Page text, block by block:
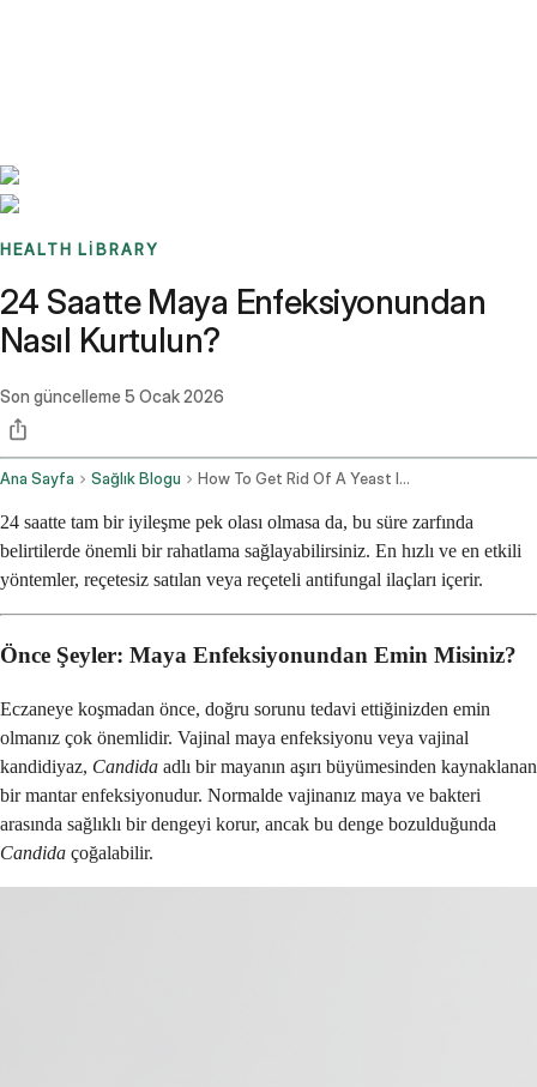
HEALTH LIBRARY
24 Saatte Maya Enfeksiyonundan
Nasıl Kurtulun?
Son güncelleme 5 Ocak 2026
Ana Sayfa Sağlık Blogu How To Get Rid Of A Yeast Infection In 24 Hours
24 saatte tam bir iyileşme pek olası olmasa da, bu süre zarfında
belirtilerde önemli bir rahatlama sağlayabilirsiniz. En hızlı ve en etkili
yöntemler, reçetesiz satılan veya reçeteli antifungal ilaçları içerir.
Önce Şeyler: Maya Enfeksiyonundan Emin Misiniz?
Eczaneye koşmadan önce, doğru sorunu tedavi ettiğinizden emin
olmanız çok önemlidir. Vajinal maya enfeksiyonu veya vajinal
kandidiyaz, Candida adlı bir mayanın aşırı büyümesinden kaynaklanan
bir mantar enfeksiyonudur. Normalde vajinanız maya ve bakteri
arasında sağlıklı bir dengeyi korur, ancak bu denge bozulduğunda
Candida çoğalabilir.